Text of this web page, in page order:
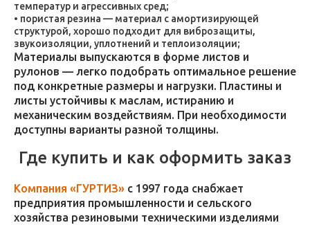
температур и агрессивных сред;
пористая резина — материал с амортизирующей
структурой, хорошо подходит для виброзащиты,
звукоизоляции, уплотнений и теплоизоляции;
Материалы выпускаются в форме листов и
рулонов — легко подобрать оптимальное решение
под конкретные размеры и нагрузки. Пластины и
листы устойчивы к маслам, истиранию и
механическим воздействиям. При необходимости
доступны варианты разной толщины.
Где купить и как оформить заказ
Компания «ГУРТИЗ» с 1997 года снабжает
предприятия промышленности и сельского
хозяйства резиновыми техническими изделиями